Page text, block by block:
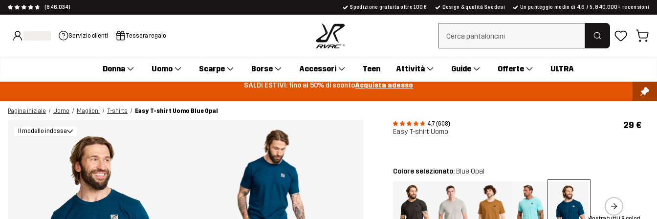
(846.034) Spedizione gratuita oltre 100 € Design & qualità Svedesi Un punteggio medio di 4,6 / 5, 840.000+ recensioni
Servizio clienti Tessera regalo Cancella ricerca
Donna Uomo Scarpe Borse Accessori Teen Attività Guide Offerte ULTRA
SALDI ESTIVI: fino al 50% di scontoAcquista adesso
Pagina iniziale Uomo Maglioni T-shirts
Easy T-shirt Uomo Blue Opal
4.7 (608)
Easy T-shirt Uomo
29 €
Il modello indossa
Colore selezionato: Blue Opal